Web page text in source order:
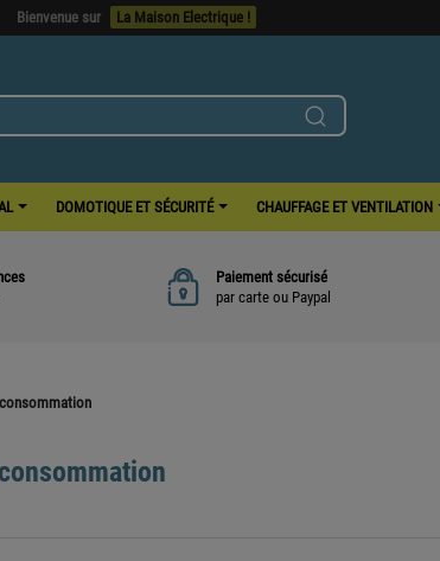
Bienvenue sur La Maison Electrique !
DOMOTIQUE ET SÉCURITÉ CHAUFFAGE ET VENTILATION
Paiement sécurisé
par carte ou Paypal